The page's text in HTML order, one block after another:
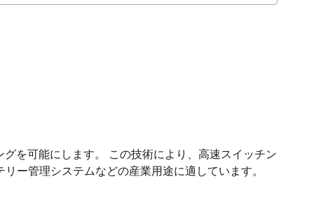
を可能にします。 この技術により、高速スイッチン
ー管理システムなどの産業用途に適しています。